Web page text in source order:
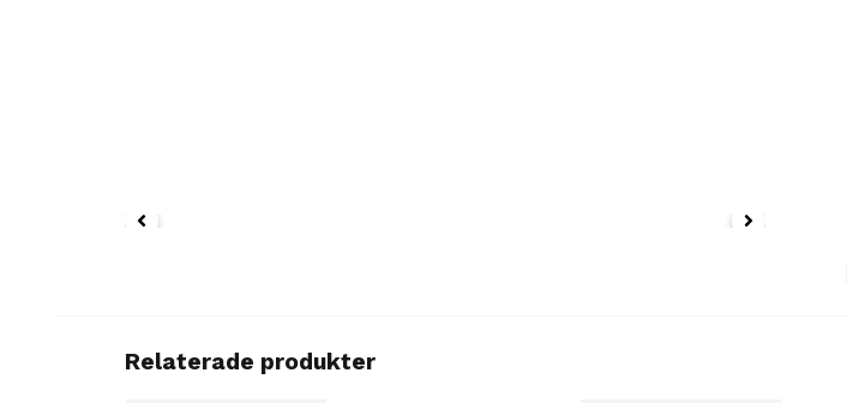
Relaterade produkter